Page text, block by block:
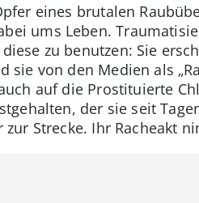
eines brutalen
ums Leben.
zu benutzen: Sie
von den Medien als
auf die Prostituierte
der sie seit
Strecke. Ihr Racheakt